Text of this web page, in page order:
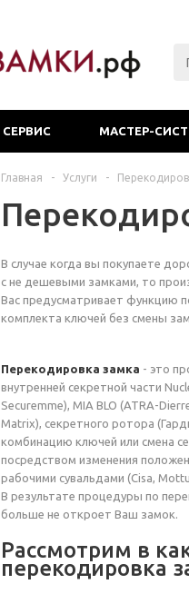
СЕРВИС МАСТЕР-
Главная - Услуги -
В случае когда вы покупаете
с не дешевыми замками, то
Вас предусматривает функцию
комплекта ключей без смены
Перекодировка замка - это
внутренней секретной части
Securemme), MIA BLO (ATRA-
Matrix), секретного ротора
комбинацию ключей или смена
посредством изменения
рабочими сувальдами (Cisa,
В результате процедуры по
больше не откроет Ваш замок.
Рассмотрим в
перекодировка